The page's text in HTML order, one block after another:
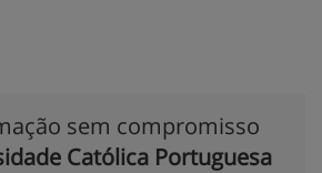
sem compromisso
Católica Portuguesa